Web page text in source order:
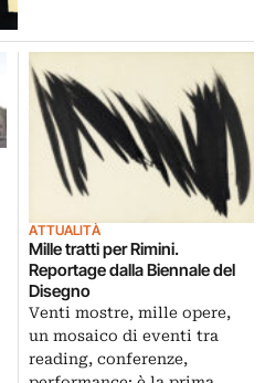
ATTUALITÀ
Mille tratti per Rimini.
Reportage dalla Biennale del
Disegno
Venti mostre, mille opere,
un mosaico di eventi tra
reading, conferenze,